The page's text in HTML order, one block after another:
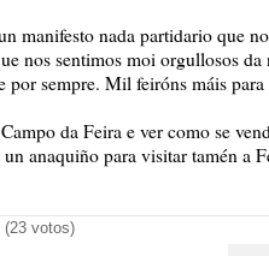
manifesto nada partidario que
nos sentimos moi orgullosos
por sempre. Mil feiróns máis
da Feira e ver como se
anaquiño para visitar tamén a
(23 votos)